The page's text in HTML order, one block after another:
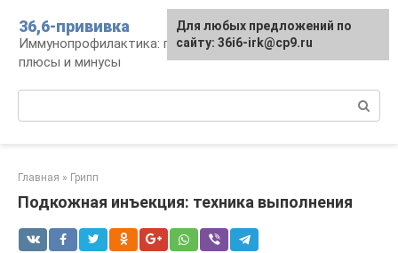
контенту
36,6-прививка
Иммунопрофилактика: график, препараты,
плюсы и минусы
Главная » Грипп
Подкожная инъекция: техника выполнения
Для любых предложений по
сайту: 36i6-irk@cp9.ru